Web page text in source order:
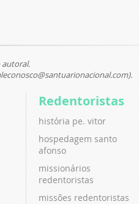
autoral.
Redentoristas
história pe. vitor
hospedagem santo
afonso
missionários
redentoristas
missões redentoristas